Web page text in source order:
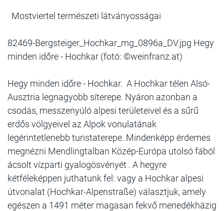
Mostviertel természeti látványosságai
82469-Bergsteiger_Hochkar_mg_0896a_DV.jpg Hegy
minden időre - Hochkar (fotó: ©weinfranz.at)
Hegy minden időre - Hochkar. A Hochkar télen Alsó-
Ausztria legnagyobb síterepe. Nyáron azonban a
csodás, messzenyúló alpesi területeivel és a sűrű
erdős völgyeivel az Alpok vonulatának
legérintetlenebb turistaterepe. Mindenképp érdemes
megnézni Mendlingtalban Közép-Európa utolsó fából
ácsolt vízparti gyalogösvényét . A hegyre
kétféleképpen juthatunk fel: vagy a Hochkar alpesi
útvonalat (Hochkar-Alpenstraße) választjuk, amely
egészen a 1491 méter magasan fekvő menedékházig